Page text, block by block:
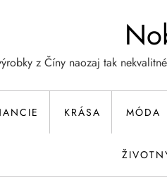
z Číny naozaj tak
KRÁSA MÓDA